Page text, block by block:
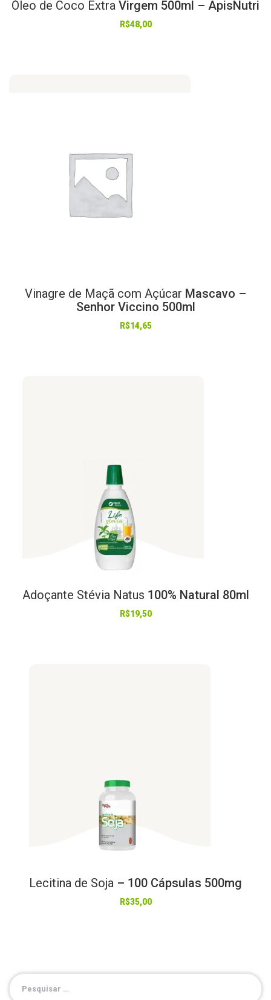
Óleo de Coco Extra Virgem 500ml – ApisNutri
R$48,00
Vinagre de Maçã com Açúcar Mascavo –
Senhor Viccino 500ml
R$14,65
Adoçante Stévia Natus 100% Natural 80ml
R$19,50
Lecitina de Soja – 100 Cápsulas 500mg
R$35,00